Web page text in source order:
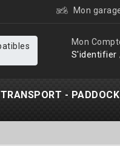
Mon
Mon
S'identifier
TRANSPORT - PADDOCK